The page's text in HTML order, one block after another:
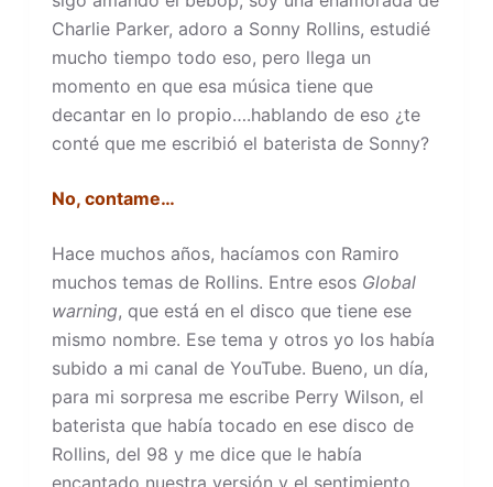
Charlie Parker, adoro a Sonny Rollins, estudié
mucho tiempo todo eso, pero llega un
momento en que esa música tiene que
decantar en lo propio….hablando de eso ¿te
conté que me escribió el baterista de Sonny?
No, contame…
Hace muchos años, hacíamos con Ramiro
muchos temas de Rollins. Entre esos Global
warning, que está en el disco que tiene ese
mismo nombre. Ese tema y otros yo los había
subido a mi canal de YouTube. Bueno, un día,
para mi sorpresa me escribe Perry Wilson, el
baterista que había tocado en ese disco de
Rollins, del 98 y me dice que le había
encantado nuestra versión y el sentimiento